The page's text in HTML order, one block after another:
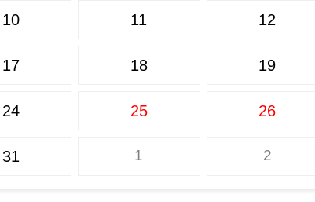
10 11 12
17 18 19
24 25 26
31 1 2